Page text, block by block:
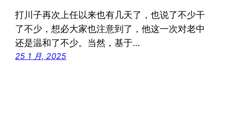
打川子再次上任以来也有几天了，也说了不少干
了不少，想必大家也注意到了，他这一次对老中
还是温和了不少。当然，基于…
25 1 月, 2025